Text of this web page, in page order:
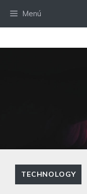
Menú
TECHNOLOGY